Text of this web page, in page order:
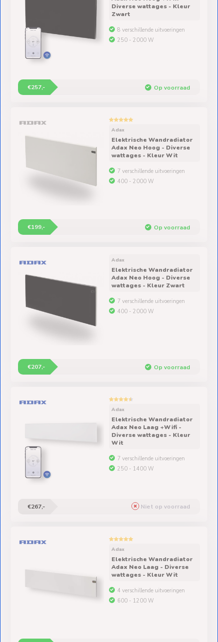
Diverse wattages - Kleur
Zwart
8 verschillende uitvoeringen
250 - 2000 W
€257,- Op voorraad
Adax
Elektrische Wandradiator
Adax Neo Hoog - Diverse
wattages - Kleur Wit
7 verschillende uitvoeringen
400 - 2000 W
€199,- Op voorraad
Adax
Elektrische Wandradiator
Adax Neo Hoog - Diverse
wattages - Kleur Zwart
7 verschillende uitvoeringen
400 - 2000 W
€207,- Op voorraad
Adax
Elektrische Wandradiator
Adax Neo Laag +Wifi -
Diverse wattages - Kleur
Wit
7 verschillende uitvoeringen
250 - 1400 W
€267,- Niet op voorraad
Adax
Elektrische Wandradiator
Adax Neo Laag - Diverse
wattages - Kleur Wit
4 verschillende uitvoeringen
600 - 1200 W